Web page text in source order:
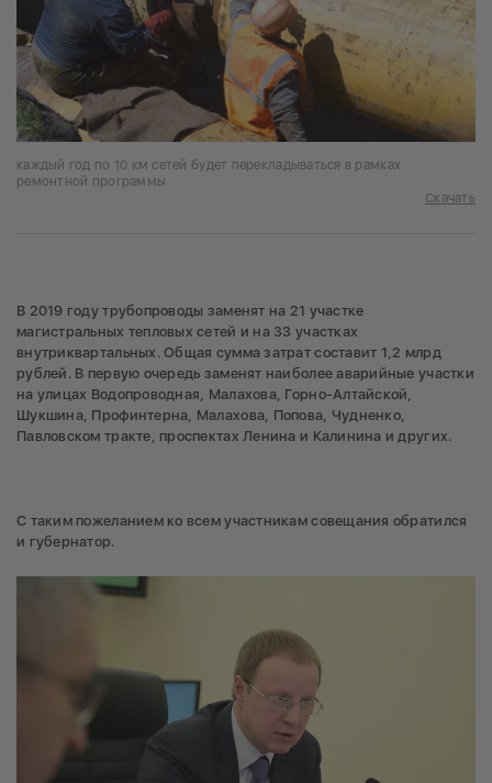
каждый год по 10 км сетей будет перекладываться в рамках
ремонтной программы
Скачать
В 2019 году трубопроводы заменят на 21 участке
магистральных тепловых сетей и на 33 участках
внутриквартальных. Общая сумма затрат составит 1,2 млрд
рублей. В первую очередь заменят наиболее аварийные участки
на улицах Водопроводная, Малахова, Горно-Алтайской,
Шукшина, Профинтерна, Малахова, Попова, Чудненко,
Павловском тракте, проспектах Ленина и Калинина и других.
С таким пожеланием ко всем участникам совещания обратился
и губернатор.